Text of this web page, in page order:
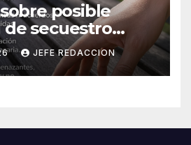
posible
secuestro
JEFE REDACCION